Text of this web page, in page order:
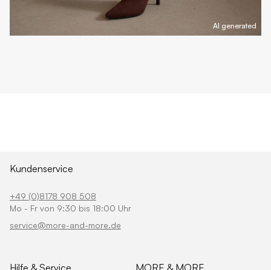
AI generated
Kundenservice
+49 (0)8178 908 508
Mo - Fr von 9:30 bis 18:00 Uhr
service@more-and-more.de